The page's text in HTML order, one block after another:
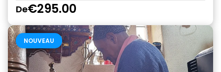
De€295.00
NOUVEAU